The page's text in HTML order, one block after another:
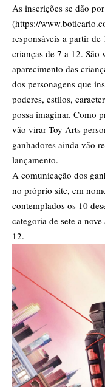
As inscrições se dão
(https://
responsáveis a partir de
crianças de 7 a 12. São
aparecimento das
dos personagens que
poderes, estilos,
possa imaginar. Como
vão virar Toy Arts
ganhadores ainda vão
lançamento.
A comunicação dos
no próprio site, em
contemplados os 10
categoria de sete a
12.